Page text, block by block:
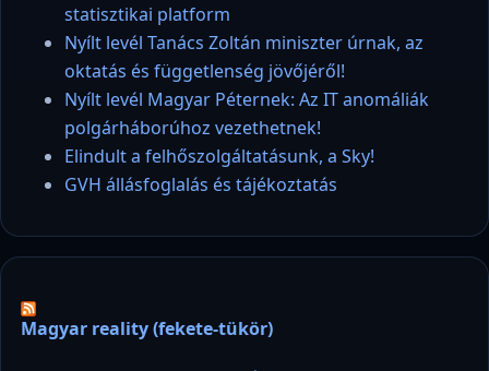
statisztikai platform
Nyílt levél Tanács Zoltán miniszter úrnak, az
oktatás és függetlenség jövőjéről!
Nyílt levél Magyar Péternek: Az IT anomáliák
polgárháborúhoz vezethetnek!
Elindult a felhőszolgáltatásunk, a Sky!
GVH állásfoglalás és tájékoztatás
Magyar reality (fekete-tükör)